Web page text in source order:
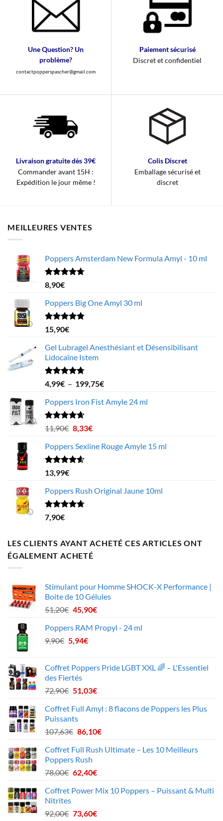
Une Question? Un
problème?
contactpopperspascher@gmail.com
Paiement sécurisé
Discret et confidentiel
Livraison gratuite dès 39€
Commander avant 15H :
Expédition le jour même !
Colis Discret
Emballage sécurisé et
discret
MEILLEURES VENTES
Poppers Amsterdam New Formula Amyl - 10 ml
Note4.68
sur 5
8,90€
Poppers Big One Amyl 30 ml
Note4.78
sur 5
15,90€
Gel Lubragel Anesthésiant et Désensibilisant
Lidocaïne Istem
Note4.70
sur 5
4,99€ – 199,75€Plage
prix :
Poppers Iron Fist Amyle 24 ml
Note4.63
sur 5
11,90€ Le
initial
était :
8,33€Le
actuel
Poppers Sexline Rouge Amyle 15 ml
Note4.58
sur 5
13,99€
Poppers Rush Original Jaune 10ml
Note4.67
sur 5
7,90€
LES CLIENTS AYANT ACHETÉ CES ARTICLES ONT
ÉGALEMENT ACHETÉ
Stimulant pour Homme SHOCK-X Performance |
Boite de 10 Gélules
51,20€ Le
initial
était :
45,90€Le
actuel
Poppers RAM Propyl - 24 ml
9,90€ Le
était :
9,90€.
5,94€Le
est :
Coffret Poppers Pride LGBT XXL 🌈 – L'Essentiel
des Fiertés
72,90€ Le
initial
était :
72,90€.
51,03€Le
actuel
51,03€.
Coffret Full Amyl : 8 flacons de Poppers les Plus
Puissants
107,63€ Le
initial
était :
107,63€.
86,10€Le
actuel
Coffret Full Rush Ultimate – Les 10 Meilleurs
Poppers Rush
78,00€ Le
initial
78,00€.
62,40€Le
actuel
62,40€.
Coffret Power Mix 10 Poppers – Puissant & Multi
Nitrites
92,00€ Le
73,60€Le